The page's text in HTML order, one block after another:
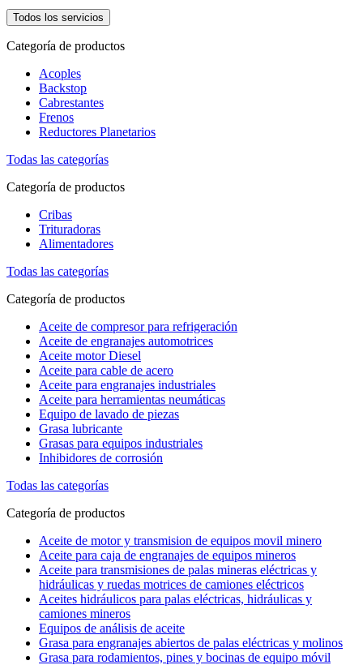
Todos los servicios
Categoría de productos
Acoples
Backstop
Cabrestantes
Frenos
Reductores Planetarios
Todas las categorías
Categoría de productos
Cribas
Trituradoras
Alimentadores
Todas las categorías
Categoría de productos
Aceite de compresor para refrigeración
Aceite de engranajes automotrices
Aceite motor Diesel
Aceite para cable de acero
Aceite para engranajes industriales
Aceite para herramientas neumáticas
Equipo de lavado de piezas
Grasa lubricante
Grasas para equipos industriales
Inhibidores de corrosión
Todas las categorías
Categoría de productos
Aceite de motor y transmision de equipos movil minero
Aceite para caja de engranajes de equipos mineros
Aceite para transmisiones de palas mineras eléctricas y
hidráulicas y ruedas motrices de camiones eléctricos
Aceites hidráulicos para palas eléctricas, hidráulicas y
camiones mineros
Equipos de análisis de aceite
Grasa para engranajes abiertos de palas eléctricas y molinos
Grasa para rodamientos, pines y bocinas de equipo móvil